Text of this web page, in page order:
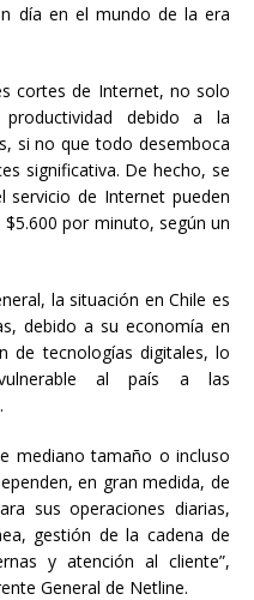
día en el mundo de la era
cortes de Internet, no solo
debido a la
si no que todo desemboca
significativa. De hecho, se
servicio de Internet pueden
por minuto, según un
la situación en Chile es
debido a su economía en
de tecnologías digitales, lo
al país a las
mediano tamaño o incluso
en gran medida, de
sus operaciones diarias,
gestión de la cadena de
y atención al cliente”,
General de Netline.